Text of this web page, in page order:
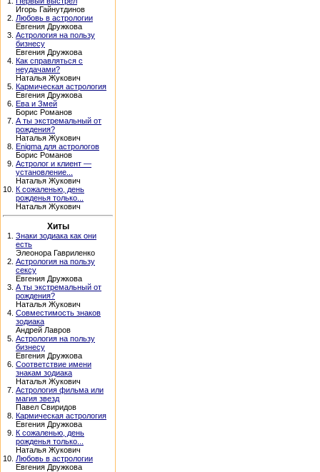
Игорь Гайнутдинов
2. Любовь в астрологии
Евгения Дружкова
3. Астрология на пользу
бизнесу
Евгения Дружкова
4. Как справляться с
неудачами?
Наталья Жукович
5. Кармическая астрология
Евгения Дружкова
6. Ева и Змей
Борис Романов
7. А ты экстремальный от
рождения?
Наталья Жукович
8. Enigma для астрологов
Борис Романов
9. Астролог и клиент —
установление...
Наталья Жукович
10. К сожаленью, день
рожденья только...
Наталья Жукович
Хиты
1. Знаки зодиака как они
есть
Элеонора Гавриленко
2. Астрология на пользу
сексу
Евгения Дружкова
3. А ты экстремальный от
рождения?
Наталья Жукович
4. Совместимость знаков
зодиака
Андрей Лавров
5. Астрология на пользу
бизнесу
Евгения Дружкова
6. Соответствие имени
знакам зодиака
Наталья Жукович
7. Астрология фильма или
магия звезд
Павел Свиридов
8. Кармическая астрология
Евгения Дружкова
9. К сожаленью, день
рожденья только...
Наталья Жукович
10. Любовь в астрологии
Евгения Дружкова